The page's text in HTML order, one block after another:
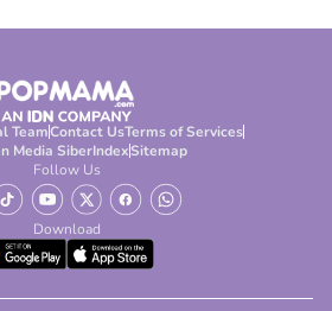
TeamContact UsTerms of Services
Media SiberIndexSitemap
Follow Us
Download